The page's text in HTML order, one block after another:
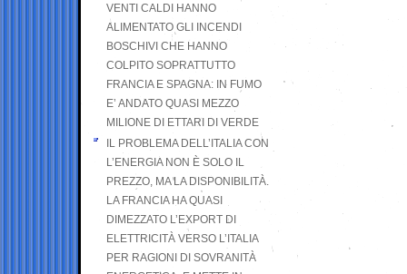
VENTI CALDI HANNO
ALIMENTATO GLI INCENDI
BOSCHIVI CHE HANNO
COLPITO SOPRATTUTTO
FRANCIA E SPAGNA: IN FUMO
E’ ANDATO QUASI MEZZO
MILIONE DI ETTARI DI VERDE
IL PROBLEMA DELL’ITALIA CON
L’ENERGIA NON È SOLO IL
PREZZO, MA LA DISPONIBILITÀ.
LA FRANCIA HA QUASI
DIMEZZATO L’EXPORT DI
ELETTRICITÀ VERSO L’ITALIA
PER RAGIONI DI SOVRANITÀ